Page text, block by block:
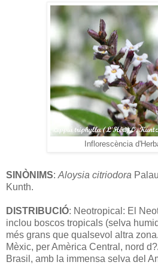
Inflorescència
SINÒNIMS: Aloysia citriodora
Kunth.
DISTRIBUCIÓ: Neotropical: El
inclou boscos tropicals (selva
més grans que qualsevol altra
Mèxic, per Amèrica Central, nord
Brasil, amb la immensa selva del